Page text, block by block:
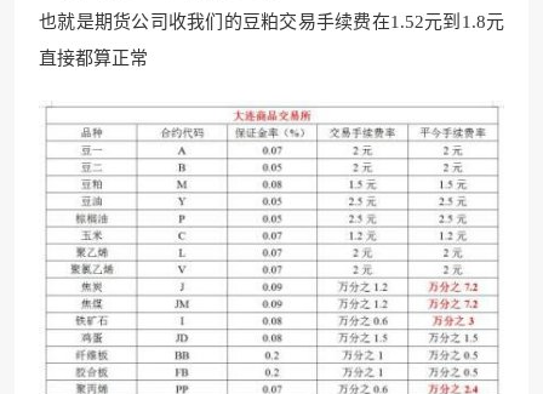
也就是期货公司收我们的豆粕交易手续费在1.52元到1.8元
直接都算正常